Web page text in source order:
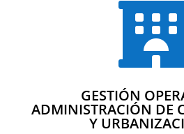

GESTIÓN
ADMINISTRACIÓN DE
Y